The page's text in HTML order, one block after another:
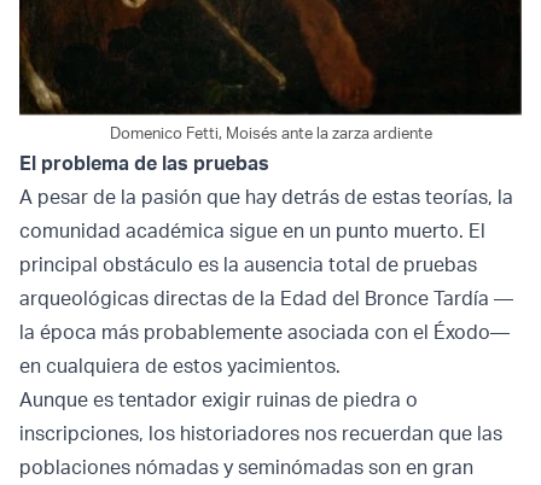
Domenico Fetti, Moisés ante la zarza ardiente
El problema de las pruebas
A pesar de la pasión que hay detrás de estas teorías, la
comunidad académica sigue en un punto muerto. El
principal obstáculo es la ausencia total de pruebas
arqueológicas directas de la Edad del Bronce Tardía —
la época más probablemente asociada con el Éxodo—
en cualquiera de estos yacimientos.
Aunque es tentador exigir ruinas de piedra o
inscripciones, los historiadores nos recuerdan que las
poblaciones nómadas y seminómadas son en gran